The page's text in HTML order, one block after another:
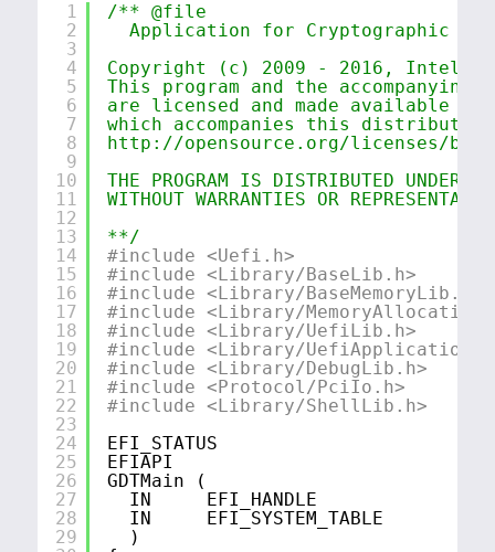
1
2
3
4
5
6
7
8
9
10
11
12
13
14
15
16
17
18
19
20
21
22
23
24
25
26
27
28
29
/** @file
Application for Cryptographic
Copyright (c) 2009 - 2016, Intel
This program and the accompanying
are licensed and made available
which accompanies this
http://opensource.org/licenses/
THE PROGRAM IS DISTRIBUTED
WITHOUT WARRANTIES OR
**/
#include <Uefi.h>
#include <Library/BaseLib.h>
#include <Library/BaseMemoryLib.h>
#include <Library/
#include <Library/UefiLib.h>
#include <Library/
#include <Library/DebugLib.h>
#include <Protocol/PciIo.h>
#include <Library/ShellLib.h>
EFI_STATUS
EFIAPI
GDTMain (
IN     EFI_HANDLE
IN     EFI_SYSTEM_TABLE
)